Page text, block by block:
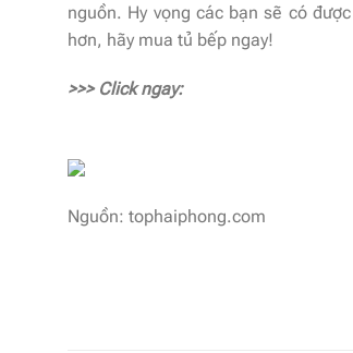
nguồn. Hy vọng các bạn sẽ có
hơn, hãy mua tủ bếp ngay!
>>> Click ngay:
Nguồn: tophaiphong.com